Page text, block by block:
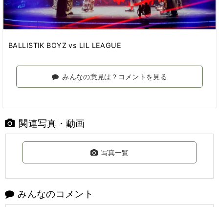
BALLISTIK BOYZ vs LIL LEAGUE
みんなの意見は？コメントを見る
関連写真・動画
写真一覧
みんなのコメント